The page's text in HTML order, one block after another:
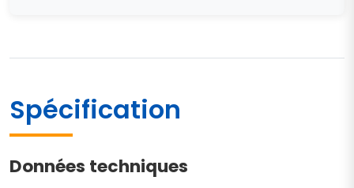
Spécification
Données techniques